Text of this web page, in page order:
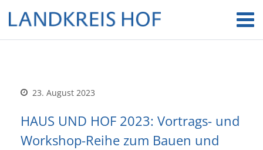
23. August 2023
HAUS UND HOF 2023: Vortrags- und
Workshop-Reihe zum Bauen und